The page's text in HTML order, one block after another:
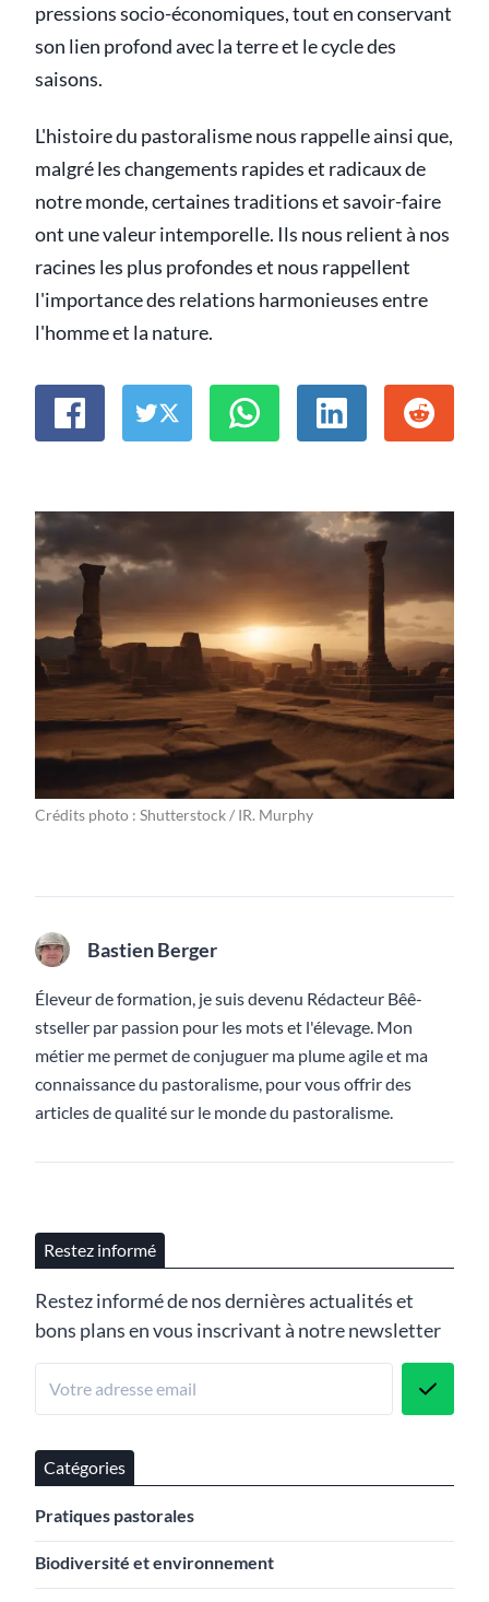
pressions socio-économiques, tout en conservant
son lien profond avec la terre et le cycle des
saisons.
L'histoire du pastoralisme nous rappelle ainsi que,
malgré les changements rapides et radicaux de
notre monde, certaines traditions et savoir-faire
ont une valeur intemporelle. Ils nous relient à nos
racines les plus profondes et nous rappellent
l'importance des relations harmonieuses entre
l'homme et la nature.
Crédits photo : Shutterstock / IR. Murphy
Bastien Berger
Éleveur de formation, je suis devenu Rédacteur Bêê-
stseller par passion pour les mots et l'élevage. Mon
métier me permet de conjuguer ma plume agile et ma
connaissance du pastoralisme, pour vous offrir des
articles de qualité sur le monde du pastoralisme.
Restez informé
Restez informé de nos dernières actualités et
bons plans en vous inscrivant à notre newsletter
Catégories
Pratiques pastorales
Biodiversité et environnement